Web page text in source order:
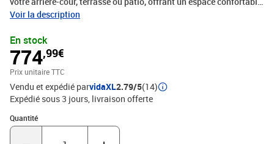
et accueillant pour discuter avec la famille et les amis ou
la résine tressée, également connue sous le nom de poly rotin, est
un matériau synthétique solide et nécessitant peu d'entretien qui
ressemble au rotin naturel. Il est léger, facile à nettoyer et
couramment utilisé pour les meubles d'extérieur en raison de sa
durabilité et de ses propriétés de résistance aux
intempéries.Dessus stable et facile à nettoyer : cette table de
jardin a un dessus en bois d'acacia robuste, durable et facile à
nettoyer avec un chiffon humide.Housse amovible et lavable : ces
Voir la description
En stock
774,99€
Prix unitaire TTC
Vendu et expédié parvidaXL2.79/5(14)
Expédié sous 3 jours livraison offerte
Quantité
Quantité : 1